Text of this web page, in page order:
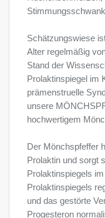
Schätzungswiese
Alter regelmäßig
Stand der
Prolaktinspiegel im
prämenstruelle
unsere
hochwertigem
Der Mönchspfeffer
Prolaktin und sorgt
Prolaktinspiegels
Prolaktinspiegels
und das gestörte
Progesteron